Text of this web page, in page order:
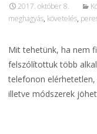
2017. október 8.
meghagyás, követelés,
Mit tehetünk, ha nem
felszólítottuk több
telefonon
illetve módszerek